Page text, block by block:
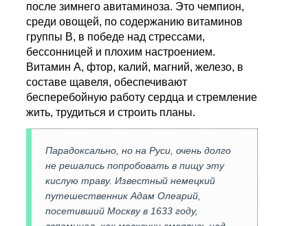
после зимнего авитаминоза. Это чемпион,
среди овощей, по содержанию витаминов
группы В, в победе над стрессами,
бессонницей и плохим настроением.
Витамин А, фтор, калий, магний, железо, в
составе щавеля, обеспечивают
бесперебойную работу сердца и стремление
жить, трудиться и строить планы.
Парадоксально, но на Руси, очень долго
не решались попробовать в пищу эту
кислую траву. Известный немецкий
путешественник Адам Олеарий,
посетивший Москву в 1633 году,